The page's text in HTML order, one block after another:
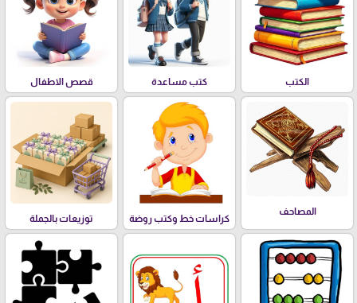
الكتب كتب مساعدة قصص الاطفال
المصاحف
كراسات خط وكتب روضة توزيعات بالجملة